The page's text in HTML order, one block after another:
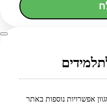
אפשרויות נוספות באתר